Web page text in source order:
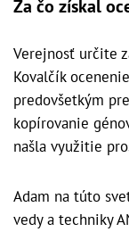
Za čo získal
Verejnosť určite
Kovalčík
predovšetkým
kopírovanie
našla využitie
Adam na túto
vedy a techniky